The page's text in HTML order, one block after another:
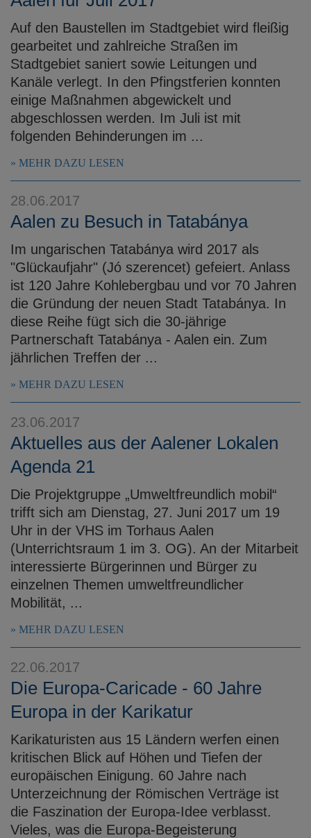
Auf den Baustellen im Stadtgebiet wird fleißig
gearbeitet und zahlreiche Straßen im
Stadtgebiet saniert sowie Leitungen und
Kanäle verlegt. In den Pfingstferien konnten
einige Maßnahmen abgewickelt und
abgeschlossen werden. Im Juli ist mit
folgenden Behinderungen im ...
MEHR DAZU LESEN
28.06.2017
Aalen zu Besuch in Tatabánya
Im ungarischen Tatabánya wird 2017 als
"Glückaufjahr" (Jó szerencet) gefeiert. Anlass
ist 120 Jahre Kohlebergbau und vor 70 Jahren
die Gründung der neuen Stadt Tatabánya. In
diese Reihe fügt sich die 30-jährige
Partnerschaft Tatabánya - Aalen ein. Zum
jährlichen Treffen der ...
MEHR DAZU LESEN
23.06.2017
Aktuelles aus der Aalener Lokalen
Agenda 21
Die Projektgruppe „Umweltfreundlich mobil“
trifft sich am Dienstag, 27. Juni 2017 um 19
Uhr in der VHS im Torhaus Aalen
(Unterrichtsraum 1 im 3. OG). An der Mitarbeit
interessierte Bürgerinnen und Bürger zu
einzelnen Themen umweltfreundlicher
Mobilität, ...
MEHR DAZU LESEN
22.06.2017
Die Europa-Caricade - 60 Jahre
Europa in der Karikatur
Karikaturisten aus 15 Ländern werfen einen
kritischen Blick auf Höhen und Tiefen der
europäischen Einigung. 60 Jahre nach
Unterzeichnung der Römischen Verträge ist
die Faszination der Europa-Idee verblasst.
Vieles, was die Europa-Begeisterung